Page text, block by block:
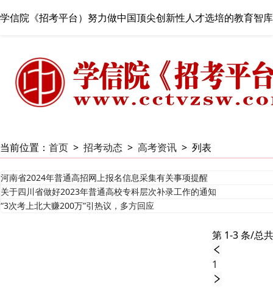
学信院《招考平台）努力做中国顶尖创新性人才选培的教育智库
当前位置： 首页 > 招考动态 > 高考资讯 > 列表
河南省2024年普通高招网上报名信息采集有关事项提醒
关于四川省做好2023年普通高校专科层次补录工作的通知
“3次考上北大赚200万”引热议，多方回应
第 1-3 条/总
1